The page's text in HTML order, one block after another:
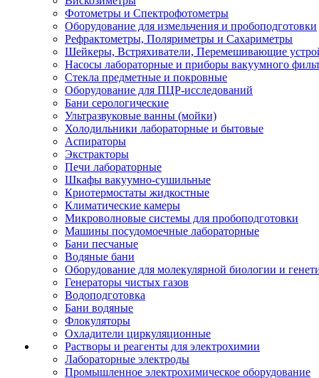
Фотометры и Спектрофотометры
Оборудование для измельчения и пробоподготовки
Рефрактометры, Поляриметры и Сахариметры
Шейкеры, Встряхиватели, Перемешивающие
Насосы лабораторные и приборы вакуумного
Стекла предметные и покровные
Оборудование для ПЦР-исследований
Бани серологические
Ультразвуковые ванны (мойки)
Холодильники лабораторные и бытовые
Аспираторы
Экстракторы
Печи лабораторные
Шкафы вакуумно-сушильные
Криотермостаты жидкостные
Климатические камеры
Микроволновые системы для пробоподготовки
Машины посудомоечные лабораторные
Бани песчаные
Водяные бани
Оборудование для молекулярной биологии и
Генераторы чистых газов
Водоподготовка
Бани водяные
Флокуляторы
Охладители циркуляционные
Растворы и реагенты для электрохимии
Лабораторные электроды
Промышленное электрохимическое оборудование